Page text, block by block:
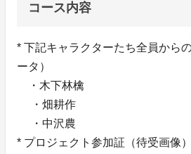
コース内容
* 下記キャラクターたち全員から
ータ）
・木下林檎
・畑耕作
・中沢農
* プロジェクト参加証（待受画像）